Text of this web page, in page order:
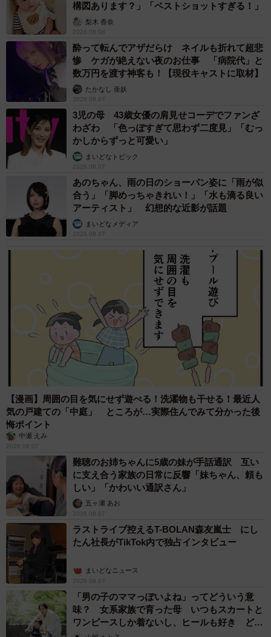
構図あります？」「ベストショットすぎる！」
梨木 香奈
2026.08.08
酔って転んでアザだらけ ネイルも折れて超悲
惨 ケガが絶えない夜のお仕事 「病院代」と
数万円を渡す神客も！【現役キャストに取材】
たかなし 亜妖
2026.08.07
3児の母 43歳女優の肩見せコーデでファンざ
わざわ 「色っぽすぎて思わず二度見」「むっ
かしからずっと可愛い」
まいどなトピック
2026.08.07
あのちゃん、雨の日のショーパン姿に「雨が似
合う」「脚めっちゃきれい！」「水も滴る良い
アーティスト」 幻想的な近影が話題
まいどなメディア
2026.08.07
【漫画】周囲の目を気にせず遊べる！洗濯物も干せる！最近人
気の戸建ての「中庭」 ところが…実際住んでみて分かった後
悔ポイント
中瀬 えみ
2026.08.07
難聴のお姉ちゃんに5歳の妹が手話通訳 互い
に支え合う家族の日常に反響「妹ちゃん、頼も
しい」「かわいい通訳さん」
五ヶ瀬 あお
2026.08.07
ラストライブ控えるT-BOLAN森友嵐士 にし
たん社長がTikTok内で独占インタビュー
まいどなニュース
2026.08.07
「男の子のママっぽいよね」ってどういう意
味？ 女系家族で育った母 いつもスカートと
ワンピースしか着ないし、ヒールも好き どの
へんが…